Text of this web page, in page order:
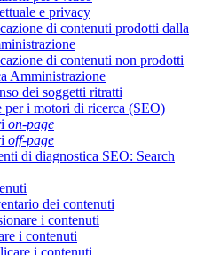
e privacy
di contenuti prodotti dalla
di contenuti non prodotti
Amministrazione
dei soggetti ritratti
per i motori di ricerca (SEO)
on-page
off-page
di diagnostica SEO: Search
dei contenuti
i contenuti
i contenuti
i contenuti